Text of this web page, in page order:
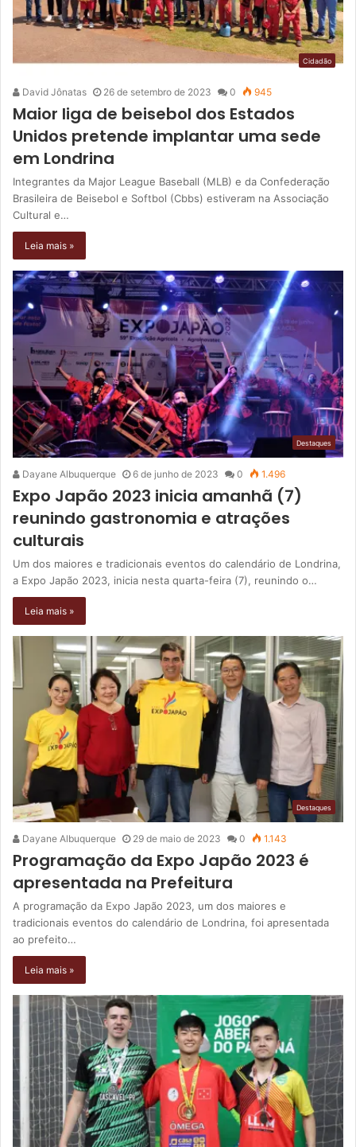
Cidadão
David Jônatas 26 de setembro de 2023 0 945
Maior liga de beisebol dos Estados
Unidos pretende implantar uma sede
em Londrina
Integrantes da Major League Baseball (MLB) e da Confederação
Brasileira de Beisebol e Softbol (Cbbs) estiveram na Associação
Cultural e…
Leia mais »
Destaques
Dayane Albuquerque 6 de junho de 2023 0 1.496
Expo Japão 2023 inicia amanhã (7)
reunindo gastronomia e atrações
culturais
Um dos maiores e tradicionais eventos do calendário de Londrina,
a Expo Japão 2023, inicia nesta quarta-feira (7), reunindo o…
Leia mais »
Destaques
Dayane Albuquerque 29 de maio de 2023 0 1.143
Programação da Expo Japão 2023 é
apresentada na Prefeitura
A programação da Expo Japão 2023, um dos maiores e
tradicionais eventos do calendário de Londrina, foi apresentada
ao prefeito…
Leia mais »